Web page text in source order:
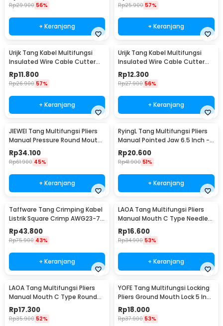
Rp29.900 56%
+ Keranjang
Rp25.900 57%
+ Keranjang
Urijk Tang Kabel Multifungsi
Insulated Wire Cable Cutter
Pliers 12.5cm Needle Nose -
M2941
Rp11.800
Rp26.900 57%
+ Keranjang
Urijk Tang Kabel Multifungsi
Insulated Wire Cable Cutter
Pliers 15cm Needle Nose -
M2941
Rp12.300
Rp27.900 56%
+ Keranjang
JIEWEI Tang Multifungsi Pliers
Manual Pressure Round Mouth
10 Inch - L90
Rp34.100
Rp61.900 45%
+ Keranjang
RyingL Tang Multifungsi Pliers
Manual Pointed Jaw 6.5 Inch -
L95
Rp20.600
Rp41.900 51%
+ Keranjang
Taffware Tang Crimping Kabel
Listrik Square Crimp AWG23-7
0.25-10 mm2 - HSC8 6-4A
Rp43.800
Rp75.900 43%
+ Keranjang
LAOA Tang Multifungsi Pliers
Manual Mouth C Type Needle
Nose 5 Inch - L100
Rp16.600
Rp34.900 53%
+ Keranjang
LAOA Tang Multifungsi Pliers
Manual Mouth C Type Round
Nose 4 Inch - L100
Rp17.300
Rp35.900 52%
YOFE Tang Multifungsi Locking
Pliers Ground Mouth Lock 5 Inch
- X47
Rp18.000
Rp37.900 53%